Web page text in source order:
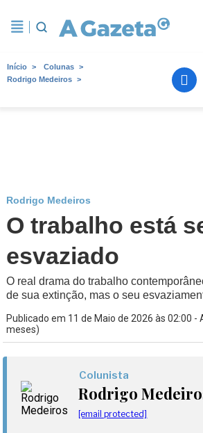
Início
Colunas
Rodrigo Medeiros
Rodrigo Medeiros
O trabalho está
esvaziado
O real drama do trabalho
de sua extinção, mas o seu
Publicado em 11 de Maio de 2026 às 02:00 -
meses)
Colunista
Rodrigo
[email protected]